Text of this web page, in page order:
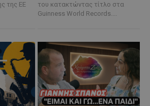
της ΕΕ
του κατακτώντας τίτλο στα
Guinness World Records....